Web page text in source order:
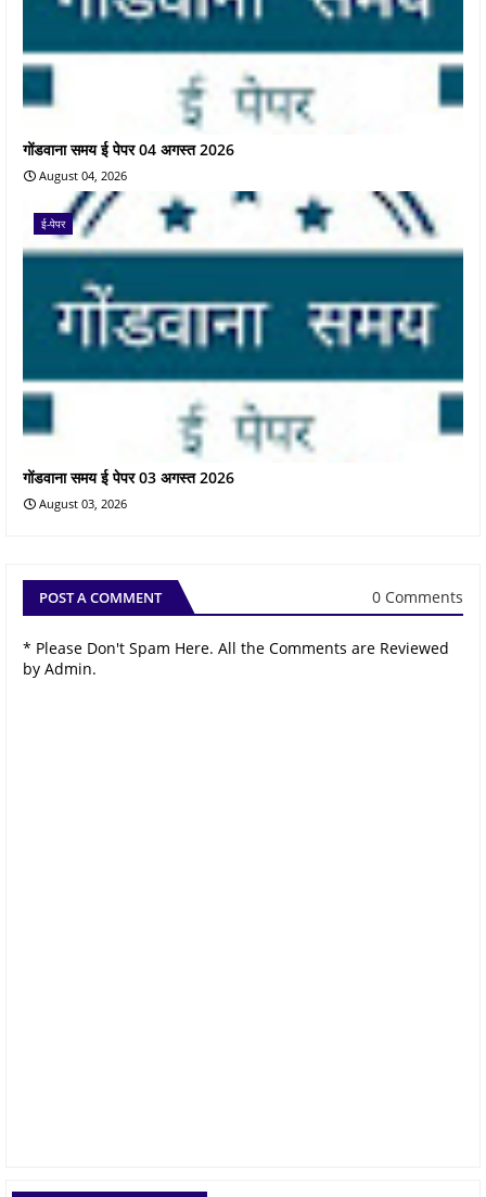
गोंडवाना समय ई पेपर 04 अगस्त 2026
August 04, 2026
ई-पेपर
गोंडवाना समय ई पेपर 03 अगस्त 2026
August 03, 2026
POST A COMMENT 0 Comments
* Please Don't Spam Here. All the Comments are Reviewed
by Admin.